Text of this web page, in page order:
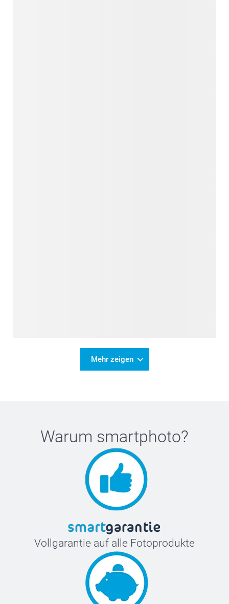
Mehr zeigen
Warum smartphoto?
Vollgarantie auf alle Fotoprodukte